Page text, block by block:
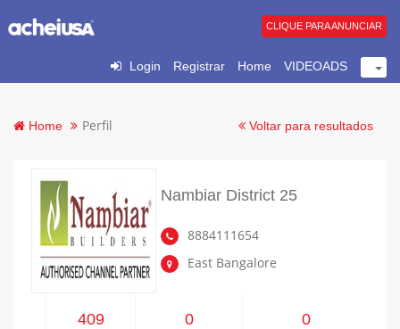
Login Registrar Home VIDEOADS
CLIQUE PARA ANUNCIAR
Home Perfil Voltar para resultados
Nambiar District 25
8884111654
East Bangalore
409 0 0